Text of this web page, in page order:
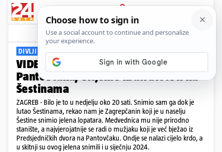
PRIJAVA
Viral Komentari
DIVLJI ZAGREB
VIDEO Jelen lopatar opet je zbrisao s
Pantovčaka, vrijeme krati brsteći na
Šestinama
ZAGREB - Bilo je to u nedjelju oko 20 sati. Snimio sam ga dok je
lutao Šestinama, rekao nam je Zagrepčanin koji je u naselju
Šestine snimio jelena lopatara. Medvednica mu nije prirodno
stanište, a najvjerojatnije se radi o mužjaku koji je već bježao iz
Predsjedničkih dvora na Pantovčaku. Ondje se nalazi cijelo krdo, a
u skitnji su ovog jelena snimili i u siječnju 2024.